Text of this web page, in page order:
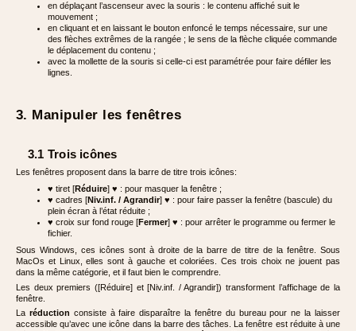
en déplaçant l’ascenseur avec la souris : le contenu affiché suit le
mouvement ;
en cliquant et en laissant le bouton enfoncé le temps nécessaire, sur une
des flèches extrêmes de la rangée ; le sens de la flèche cliquée commande
le déplacement du contenu ;
avec la mollette de la souris si celle-ci est paramétrée pour faire défiler les
lignes.
3. Manipuler les fenêtres
3.1 Trois icônes
Les fenêtres proposent dans la barre de titre trois icônes:
♥ tiret [Réduire] ♥ : pour masquer la fenêtre ;
♥ cadres [Niv.inf. / Agrandir] ♥ : pour faire passer la fenêtre (bascule) du
plein écran à l’état réduite ;
♥ croix sur fond rouge [Fermer] ♥ : pour arrêter le programme ou fermer le
fichier.
Sous Windows, ces icônes sont à droite de la barre de titre de la fenêtre. Sous
MacOs et Linux, elles sont à gauche et coloriées. Ces trois choix ne jouent pas
dans la même catégorie, et il faut bien le comprendre.
Les deux premiers ([Réduire] et [Niv.inf. / Agrandir]) transforment l’affichage de la
fenêtre.
La réduction consiste à faire disparaître la fenêtre du bureau pour ne la laisser
accessible qu’avec une icône dans la barre des tâches. La fenêtre est réduite à une